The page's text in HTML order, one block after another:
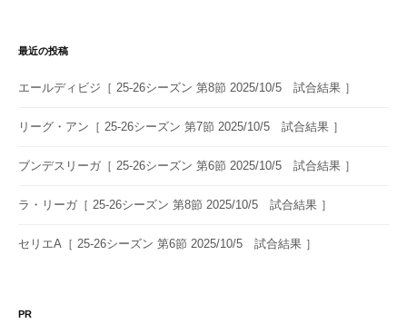
シ
ョ
最近の投稿
エールディビジ［ 25-26シーズン 第8節 2025/10/5 試合結果 ］
リーグ・アン［ 25-26シーズン 第7節 2025/10/5 試合結果 ］
ブンデスリーガ［ 25-26シーズン 第6節 2025/10/5 試合結果 ］
ラ・リーガ［ 25-26シーズン 第8節 2025/10/5 試合結果 ］
セリエA［ 25-26シーズン 第6節 2025/10/5 試合結果 ］
PR